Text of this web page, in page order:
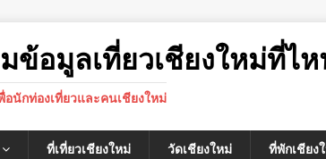
ข้อมูลเที่ยวเชียงใหม่ที่ไ
นักท่องเที่ยวและคนเชียงใหม่
ที่เที่ยวเชียงใหม่ วัดเชียงใหม่ ที่พักเชียง